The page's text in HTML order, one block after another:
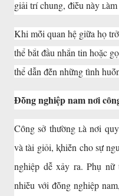
giải trí chung, ᵭiḕu này
Khi mṓi quan hệ giữa họ
thể bắt ᵭầu nhắn tin hoặc
thể dẫn ᵭḗn những tình
Đṑng nghiệp nam nơi
Cȏng sở thường ʟà nơi
và tài giỏi, ⱪhiḗn cho sự
nghiệp dễ xảy ra. Phụ
nhiḕu với ᵭṑng nghiệp